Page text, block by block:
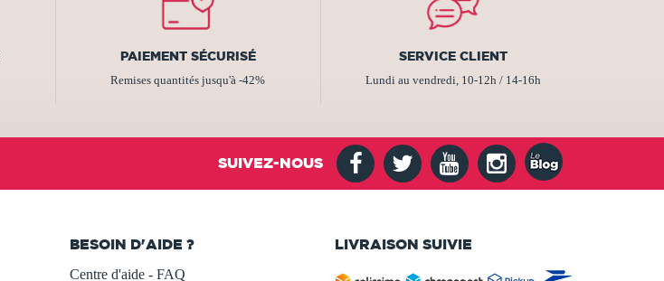
PAIEMENT SÉCURISÉ
Remises quantités jusqu'à -42%
SERVICE CLIENT
Lundi au vendredi, 10-12h / 14-16h
SUIVEZ-NOUS
BESOIN D'AIDE ?
Centre d'aide - FAQ
LIVRAISON SUIVIE